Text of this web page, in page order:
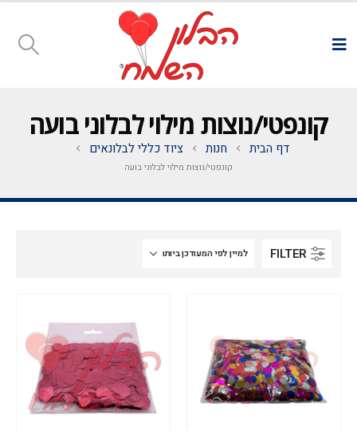
קונפטי/נוצות מילוי לבלוני בועה
דף הבית חנות ציוד כללי לבלונאים
קונפטי/נוצות מילוי לבלוני בועה
FILTER